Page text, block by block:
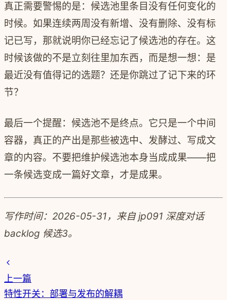
真正需要警惕的是：候选池里条目没有任何变化的
时候。如果连续两周没有新增、没有删除、没有标
记已写，那就说明你已经忘记了候选池的存在。这
时候该做的不是立刻往里加东西，而是想一想：是
最近没有值得记的选题？还是你跳过了记下来的环
节？
最后一个提醒：候选池不是终点。它只是一个中间
容器，真正的产出是那些被选中、发酵过、写成文
章的内容。不要把维护候选池本身当成成果——把
一条候选变成一篇好文章，才是成果。
写作时间：2026-05-31，来自 jp091 深度对话
backlog 候选3。
上一篇
特性开关：部署与发布的解耦